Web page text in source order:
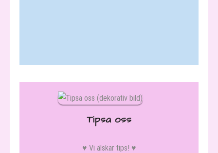
Tipsa oss
♥️ Vi älskar tips! ♥️